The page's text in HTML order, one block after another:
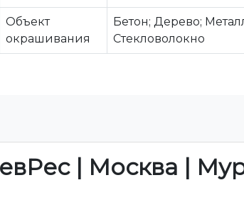
Объект
окрашивания
Бетон; Дерево;
Стекловолокно
| Москва |